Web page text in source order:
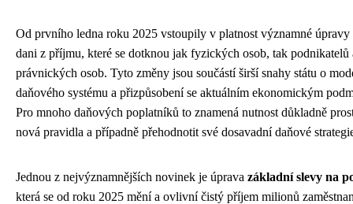
Od prvního ledna roku 2025 vstoupily v platnost významné úpravy
dani z příjmu, které se dotknou jak fyzických osob, tak podnikatelů
právnických osob. Tyto změny jsou součástí širší snahy státu o
daňového systému a přizpůsobení se aktuálním ekonomickým
Pro mnoho daňových poplatníků to znamená nutnost důkladně
nová pravidla a případně přehodnotit své dosavadní daňové
Jednou z nejvýznamnějších novinek je úprava základní slevy na
která se od roku 2025 mění a ovlivní čistý příjem milionů